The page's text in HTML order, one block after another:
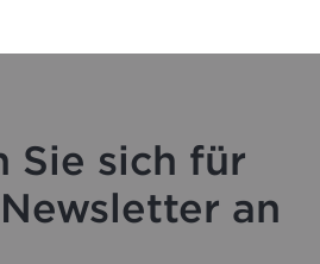
Sie sich für
an